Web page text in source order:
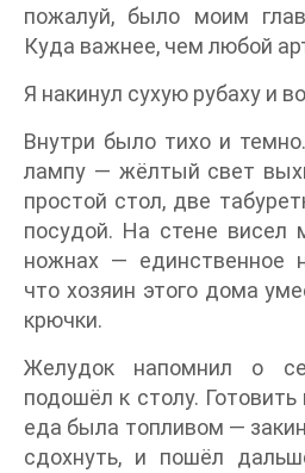
пожалуй, было моим
Куда важнее, чем любой
Я накинул сухую рубаху и
Внутри было тихо и
лампу — жёлтый свет
простой стол, две
посудой. На стене висел
ножнах — единственное
что хозяин этого дома
крючки.
Желудок напомнил о
подошёл к столу.
еда была топливом —
сдохнуть, и пошёл